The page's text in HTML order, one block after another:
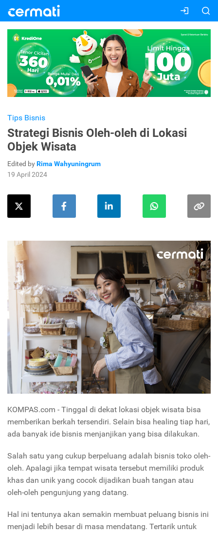
Tips Bisnis
Strategi Bisnis Oleh-oleh di Lokasi
Objek Wisata
Edited byRima Wahyuningrum
19 April 2024
KOMPAS.com - Tinggal di dekat lokasi objek wisata bisa
memberikan berkah tersendiri. Selain bisa healing tiap hari,
ada banyak ide bisnis menjanjikan yang bisa dilakukan.
Salah satu yang cukup berpeluang adalah bisnis toko oleh-
oleh. Apalagi jika tempat wisata tersebut memiliki produk
khas dan unik yang cocok dijadikan buah tangan atau
oleh-oleh pengunjung yang datang.
Hal ini tentunya akan semakin membuat peluang bisnis ini
menjadi lebih besar di masa mendatang. Tertarik untuk